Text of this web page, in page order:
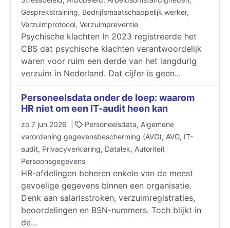
Gesprekstraining, Bedrijfsmaatschappelijk werker,
Verzuimprotocol, Verzuimpreventie
Psychische klachten In 2023 registreerde het
CBS dat psychische klachten verantwoordelijk
waren voor ruim een derde van het langdurig
verzuim in Nederland. Dat cijfer is geen...
Personeelsdata onder de loep: waarom
HR niet om een IT-audit heen kan
zo 7 jun 2026 |
Personeelsdata, Algemene
verordening gegevensbescherming (AVG), AVG, IT-
audit, Privacyverklaring, Datalek, Autoriteit
Persoonsgegevens
HR-afdelingen beheren enkele van de meest
gevoelige gegevens binnen een organisatie.
Denk aan salarisstroken, verzuimregistraties,
beoordelingen en BSN-nummers. Toch blijkt in
de...